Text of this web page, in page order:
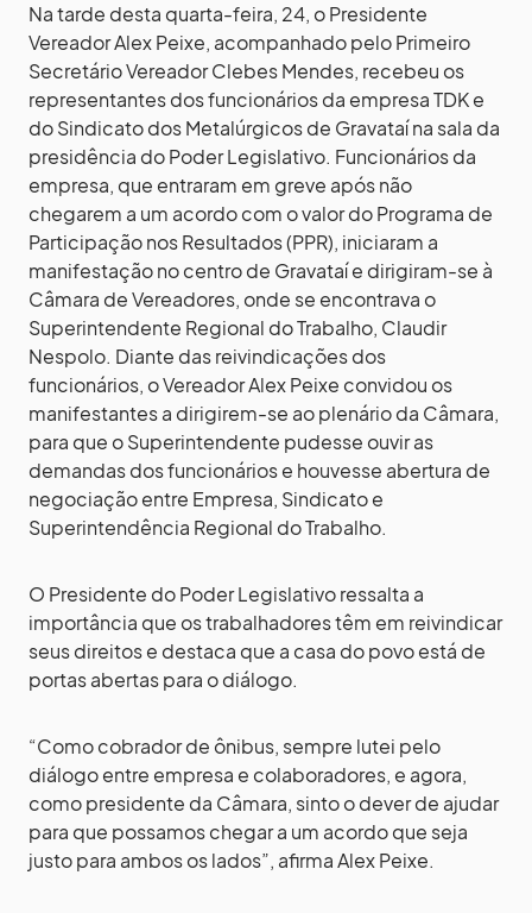
Na tarde desta quarta-feira, 24, o Presidente
Vereador Alex Peixe, acompanhado pelo Primeiro
Secretário Vereador Clebes Mendes, recebeu os
representantes dos funcionários da empresa TDK e
do Sindicato dos Metalúrgicos de Gravataí na sala da
presidência do Poder Legislativo. Funcionários da
empresa, que entraram em greve após não
chegarem a um acordo com o valor do Programa de
Participação nos Resultados (PPR), iniciaram a
manifestação no centro de Gravataí e dirigiram-se à
Câmara de Vereadores, onde se encontrava o
Superintendente Regional do Trabalho, Claudir
Nespolo. Diante das reivindicações dos
funcionários, o Vereador Alex Peixe convidou os
manifestantes a dirigirem-se ao plenário da Câmara,
para que o Superintendente pudesse ouvir as
demandas dos funcionários e houvesse abertura de
negociação entre Empresa, Sindicato e
Superintendência Regional do Trabalho.
O Presidente do Poder Legislativo ressalta a
importância que os trabalhadores têm em reivindicar
seus direitos e destaca que a casa do povo está de
portas abertas para o diálogo.
“Como cobrador de ônibus, sempre lutei pelo
diálogo entre empresa e colaboradores, e agora,
como presidente da Câmara, sinto o dever de ajudar
para que possamos chegar a um acordo que seja
justo para ambos os lados”, afirma Alex Peixe.